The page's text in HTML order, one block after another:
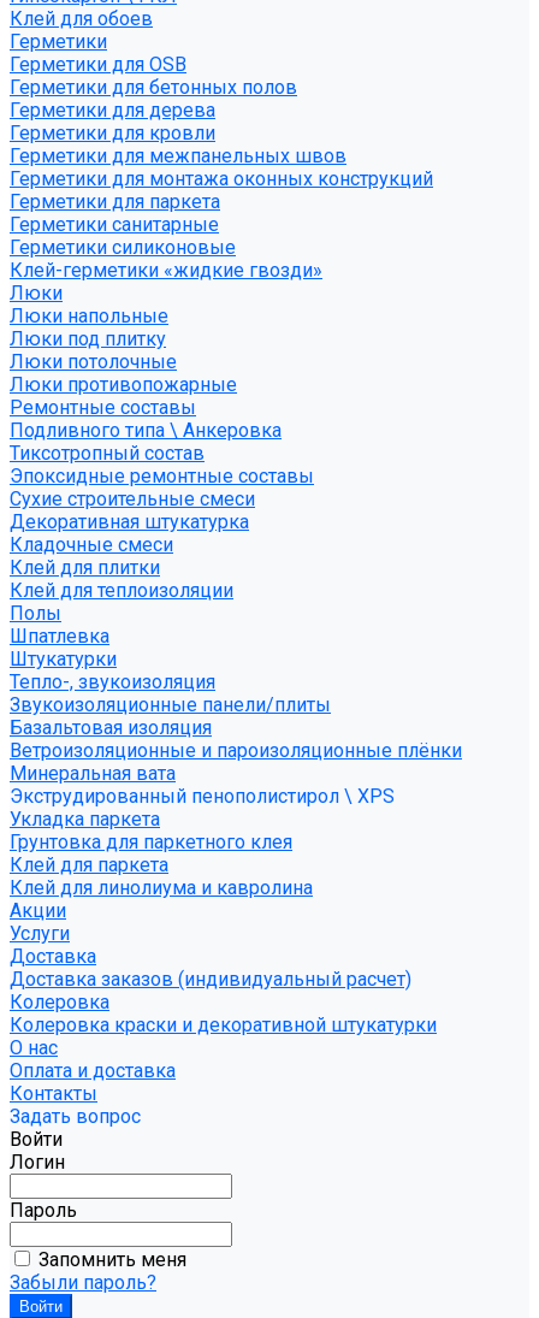
Клей для обоев
Герметики
Герметики для OSB
Герметики для бетонных полов
Герметики для дерева
Герметики для кровли
Герметики для межпанельных швов
Герметики для монтажа оконных конструкций
Герметики для паркета
Герметики санитарные
Герметики силиконовые
Клей-герметики «жидкие гвозди»
Люки
Люки напольные
Люки под плитку
Люки потолочные
Люки противопожарные
Ремонтные составы
Подливного типа \ Анкеровка
Тиксотропный состав
Эпоксидные ремонтные составы
Сухие строительные смеси
Декоративная штукатурка
Кладочные смеси
Клей для плитки
Клей для теплоизоляции
Полы
Шпатлевка
Штукатурки
Тепло-, звукоизоляция
Звукоизоляционные панели/плиты
Базальтовая изоляция
Ветроизоляционные и пароизоляционные плёнки
Минеральная вата
Экструдированный пенополистирол \ XPS
Укладка паркета
Грунтовка для паркетного клея
Клей для паркета
Клей для линолиума и кавролина
Акции
Услуги
Доставка
Доставка заказов (индивидуальный расчет)
Колеровка
Колеровка краски и декоративной штукатурки
О нас
Оплата и доставка
Контакты
Задать вопрос
Войти
Логин
Пароль
Запомнить меня
Забыли пароль?